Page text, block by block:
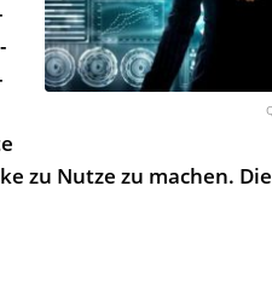
zu Nut­ze zu ma­chen. Die